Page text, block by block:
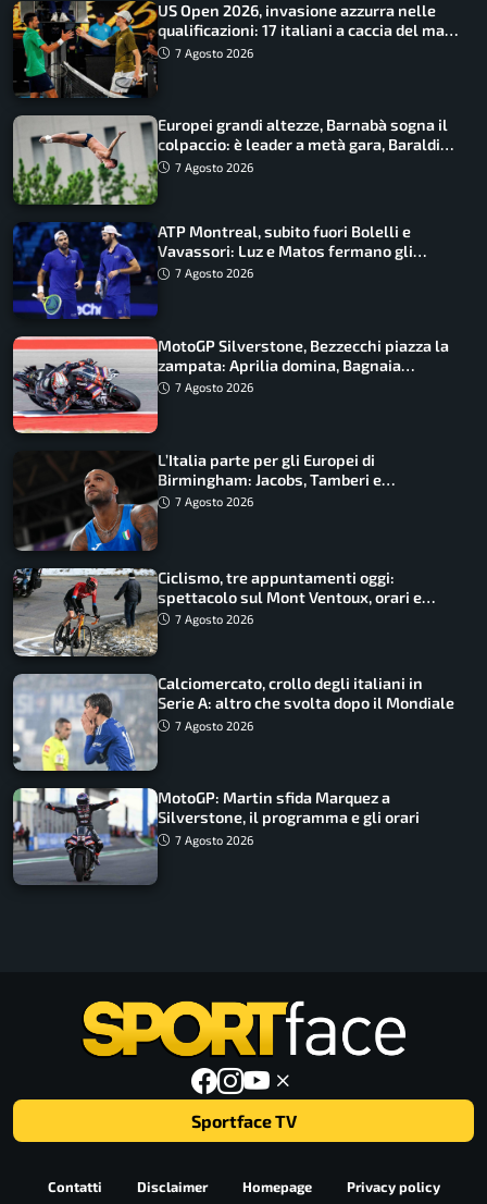
US Open 2026, invasione azzurra nelle
qualificazioni: 17 italiani a caccia del main
draw7 Agosto 2026
Europei grandi altezze, Barnabà sogna il
colpaccio: è leader a metà gara, Baraldi
ancora in corsa
7 Agosto 2026
ATP Montreal, subito fuori Bolelli e
Vavassori: Luz e Matos fermano gli
azzurri
7 Agosto 2026
MotoGP Silverstone, Bezzecchi piazza la
zampata: Aprilia domina, Bagnaia
costretto al Q1
7 Agosto 2026
L’Italia parte per gli Europei di
Birmingham: Jacobs, Tamberi e
Battocletti guidano una spedizione
7 Agosto 2026
Ciclismo, tre appuntamenti oggi:
spettacolo sul Mont Ventoux, orari e
come vederli
7 Agosto 2026
Calciomercato, crollo degli italiani in
Serie A: altro che svolta dopo il Mondiale
7 Agosto 2026
MotoGP: Martin sfida Marquez a
Silverstone, il programma e gli orari
7 Agosto 2026
Sportface TV
Contatti Disclaimer Homepage Privacy policy